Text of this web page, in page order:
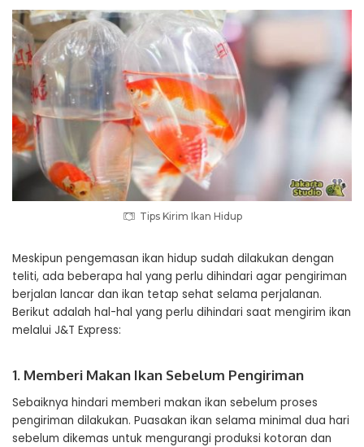
Tips Kirim Ikan Hidup
Meskipun pengemasan ikan hidup sudah dilakukan dengan
teliti, ada beberapa hal yang perlu dihindari agar pengiriman
berjalan lancar dan ikan tetap sehat selama perjalanan.
Berikut adalah hal-hal yang perlu dihindari saat mengirim ikan
melalui J&T Express:
1. Memberi Makan Ikan Sebelum Pengiriman
Sebaiknya hindari memberi makan ikan sebelum proses
pengiriman dilakukan. Puasakan ikan selama minimal dua hari
sebelum dikemas untuk mengurangi produksi kotoran dan